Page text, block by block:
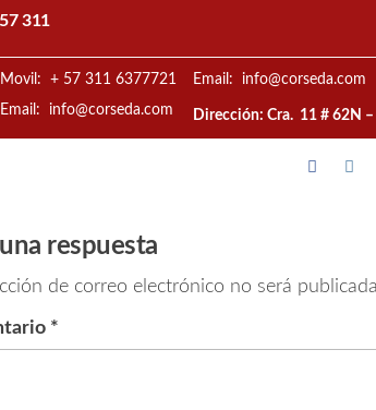
311
Movil: + 57 311 6377721
Email: info@corseda.com
Email: info@corseda.com
Dirección: Cra. 11 # 62N
respuesta
de correo electrónico no será
*